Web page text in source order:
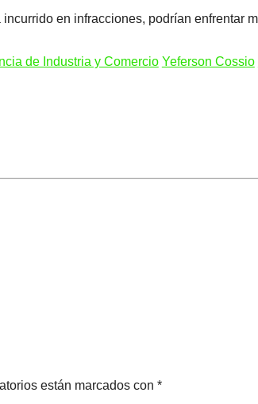
en infracciones, podrían enfrentar
de Industria y Comercio Yeferson Cossio
están marcados con *